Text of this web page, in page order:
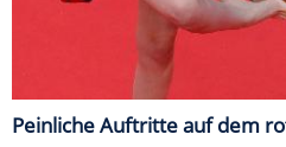
Peinliche Auftritte auf dem